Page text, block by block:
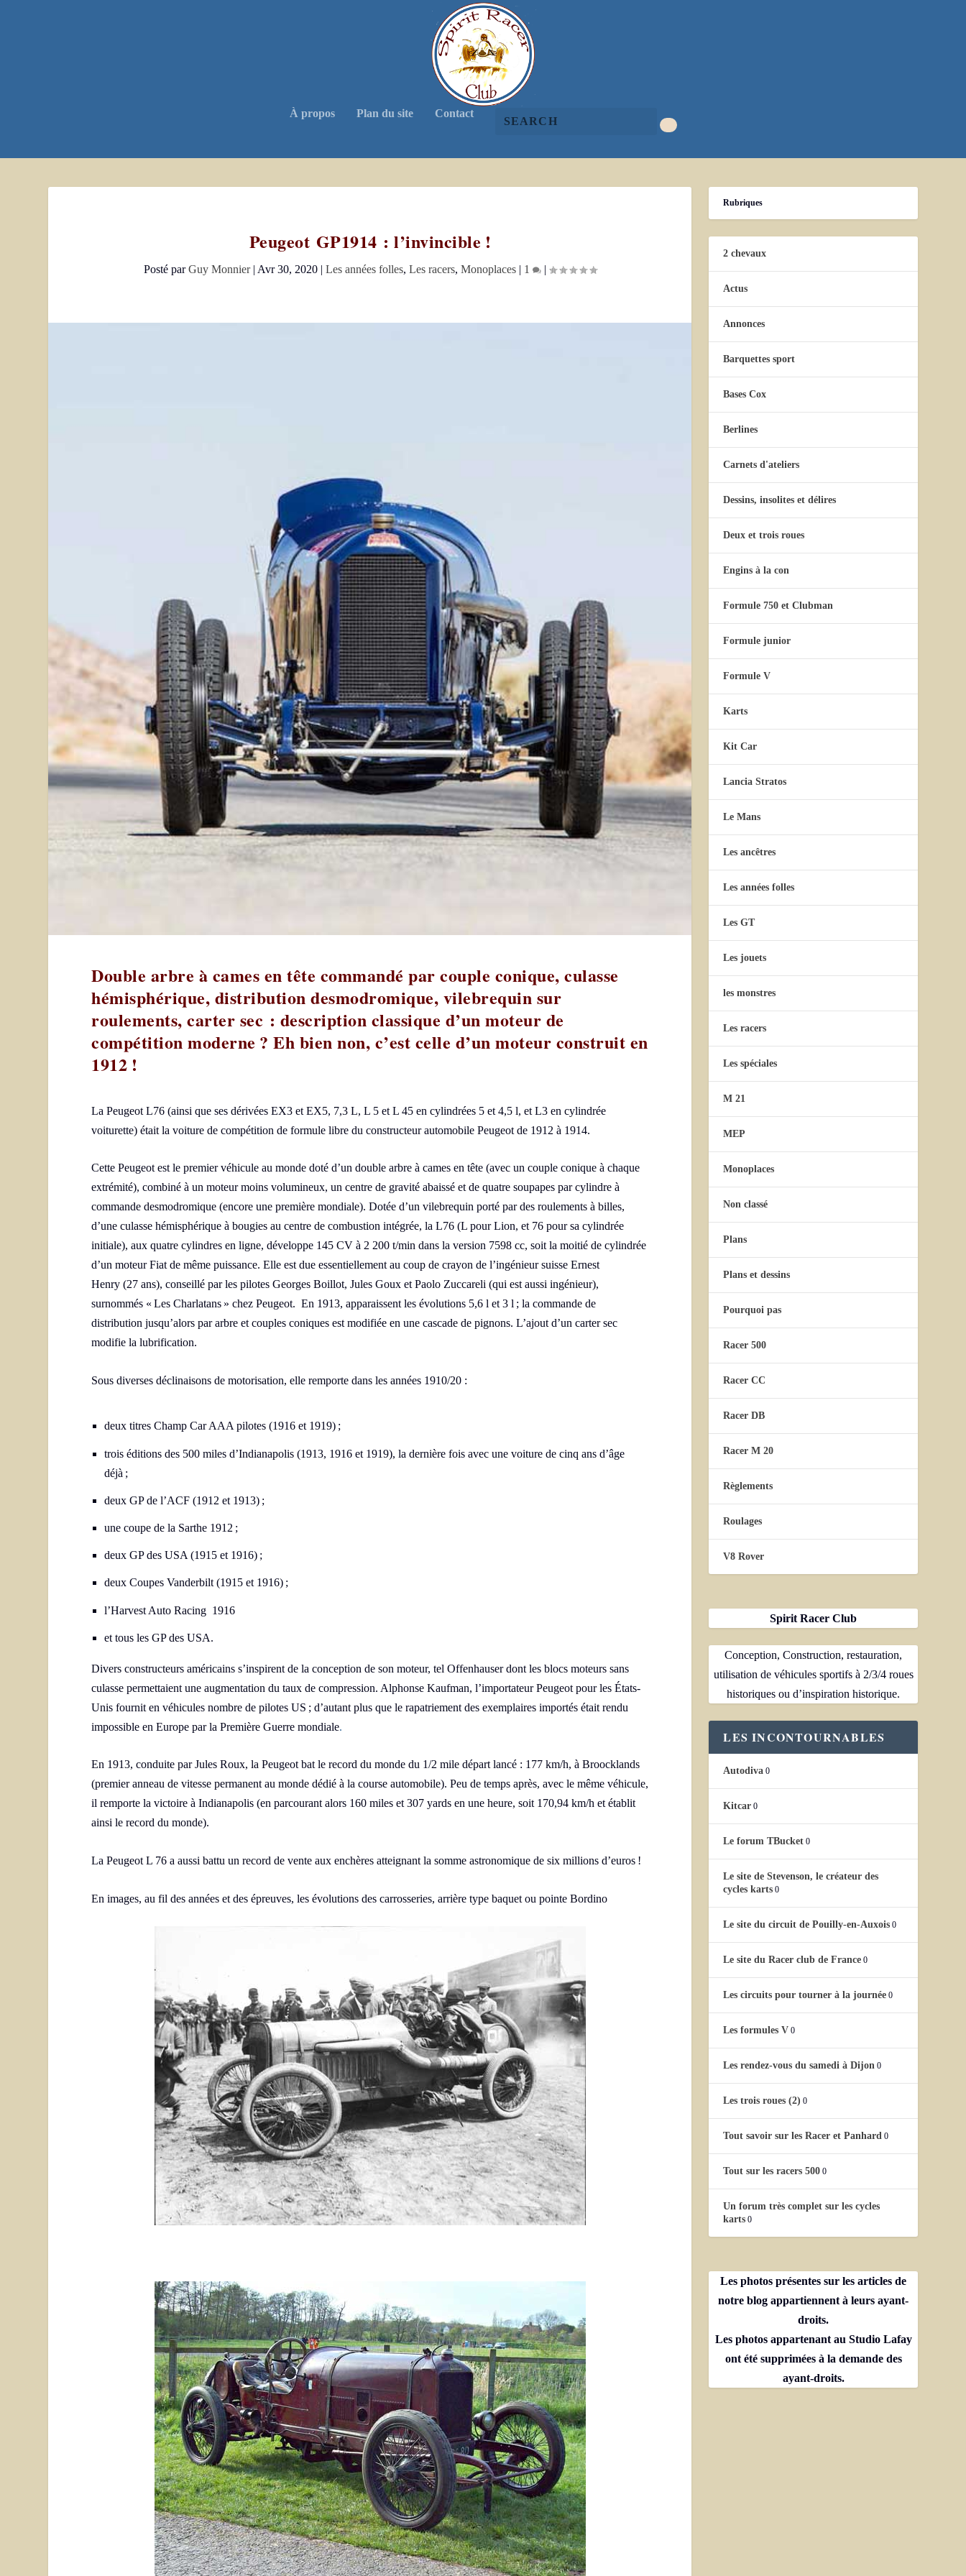
À propos Plan du site Contact
Peugeot GP1914 : l’invincible !
Posté parGuy Monnier| Avr 30, 2020| Les années folles, Les racers, Monoplaces| 1 |
Double arbre à cames en tête commandé par couple conique, culasse
hémisphérique, distribution desmodromique, vilebrequin sur
roulements, carter sec : description classique d’un moteur de
compétition moderne ? Eh bien non, c’est celle d’un moteur construit en
1912 !
LaPeugeot L76 (ainsi que ses dérivées EX3 et EX5, 7,3 L, L 5 et L 45 en cylindrées 5 et 4,5 l, et L3 en cylindrée
voiturette) était la voiture de compétition de formule libre du constructeur automobile Peugeot de 1912 à 1914.
Cette Peugeot est le premier véhicule au monde doté d’un double arbre à cames en tête (avec un couple conique à chaque
extrémité), combiné à un moteur moins volumineux, un centre de gravité abaissé et de quatre soupapes par cylindre à
commande desmodromique (encore une première mondiale). Dotée d’un vilebrequin porté par des roulements à billes,
d’une culasse hémisphérique à bougies au centre de combustion intégrée, la L76 (L pourLion, et 76 pour sa cylindrée
initiale), aux quatre cylindres en ligne, développe 145 CV à 2 200 t/min dans la version 7598 cc, soit la moitié de cylindrée
d’un moteur Fiat de même puissance. Elle est due essentiellement au coup de crayon de l’ingénieur suisse Ernest
Henry (27 ans), conseillé par les pilotes Georges Boillot, Jules Goux et Paolo Zuccareli (qui est aussi ingénieur),
surnommés « Les Charlatans » chez Peugeot. En 1913, apparaissent les évolutions 5,6 l et 3 l ; la commande de
distribution jusqu’alors par arbre et couples coniques est modifiée en une cascade de pignons. L’ajout d’un carter sec
modifie la lubrification.
Sous diverses déclinaisons de motorisation, elle remporte dans les années 1910/20 :
deux titres Champ Car AAA pilotes (1916 et 1919) ;
trois éditions des 500 miles d’Indianapolis (1913, 1916 et 1919), la dernière fois avec une voiture de cinq ans d’âge
déjà ;
deux GP de l’ACF (1912 et 1913) ;
une coupe de la Sarthe 1912 ;
deux GP des USA (1915 et 1916) ;
deux Coupes Vanderbilt (1915 et 1916) ;
l’Harvest Auto Racing 1916
et tous les GP des USA.
Divers constructeurs américains s’inspirent de la conception de son moteur, tel Offenhauser dont les blocs moteurs sans
culasse permettaient une augmentation du taux de compression. Alphonse Kaufman, l’importateur Peugeot pour les États-
Unis fournit en véhicules nombre de pilotes US ; d’autant plus que le rapatriement des exemplaires importés était rendu
impossible en Europe par la Première Guerre mondiale.
En 1913, conduite par Jules Roux, la Peugeot bat le record du monde du 1/2 mile départ lancé : 177 km/h, à Broocklands
(premier anneau de vitesse permanent au monde dédié à la course automobile). Peu de temps après, avec le même véhicule,
il remporte la victoire à Indianapolis (en parcourant alors 160 miles et 307 yards en une heure, soit 170,94 km/h et établit
ainsi le record du monde).
La Peugeot L 76 a aussi battu un record de vente aux enchères atteignant la somme astronomique de six millions d’euros !
En images, au fil des années et des épreuves, les évolutions des carrosseries, arrière type baquet ou pointe Bordino
Rubriques
2 chevaux
Actus
Annonces
Barquettes sport
Bases Cox
Berlines
Carnets d'ateliers
Dessins, insolites et délires
Deux et trois roues
Engins à la con
Formule 750 et Clubman
Formule junior
Formule V
Karts
Kit Car
Lancia Stratos
Le Mans
Les ancêtres
Les années folles
Les GT
Les jouets
les monstres
Les racers
Les spéciales
M 21
MEP
Monoplaces
Non classé
Plans
Plans et dessins
Pourquoi pas
Racer 500
Racer CC
Racer DB
Racer M 20
Règlements
Roulages
V8 Rover
Spirit Racer Club
Conception, Construction, restauration,
utilisation de véhicules sportifs à 2/3/4 roues
historiques ou d’inspiration historique.
LES INCONTOURNABLES
Autodiva 0
Kitcar 0
Le forum TBucket 0
Le site de Stevenson, le créateur des
cycles karts 0
Le site du circuit de Pouilly-en-Auxois 0
Le site du Racer club de France 0
Les circuits pour tourner à la journée 0
Les formules V 0
Les rendez-vous du samedi à Dijon 0
Les trois roues (2) 0
Tout savoir sur les Racer et Panhard 0
Tout sur les racers 500 0
Un forum très complet sur les cycles
karts 0
Les photos présentes sur les articles de
notre blog appartiennent à leurs ayant-
droits.
Les photos appartenant au Studio Lafay
ont été supprimées à la demande des
ayant-droits.